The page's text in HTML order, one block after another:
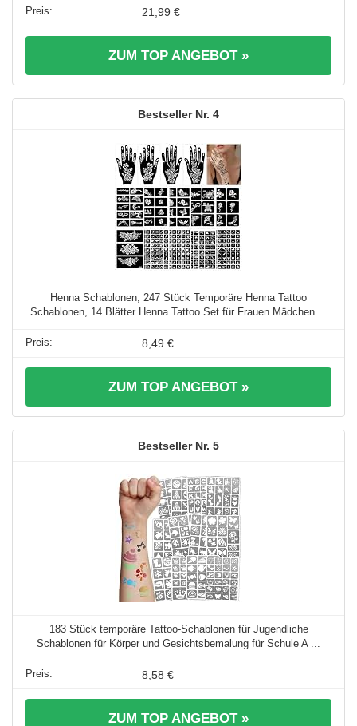
21,99 €
ZUM TOP ANGEBOT »
4
Henna Schablonen, 247 Stück Temporäre Henna Tattoo
Schablonen, 14 Blätter Henna Tattoo Set für Frauen Mädchen ...
8,49 €
ZUM TOP ANGEBOT »
5
183 Stück temporäre Tattoo-Schablonen für Jugendliche
Schablonen für Körper und Gesichtsbemalung für Schule A ...
8,58 €
ZUM TOP ANGEBOT »